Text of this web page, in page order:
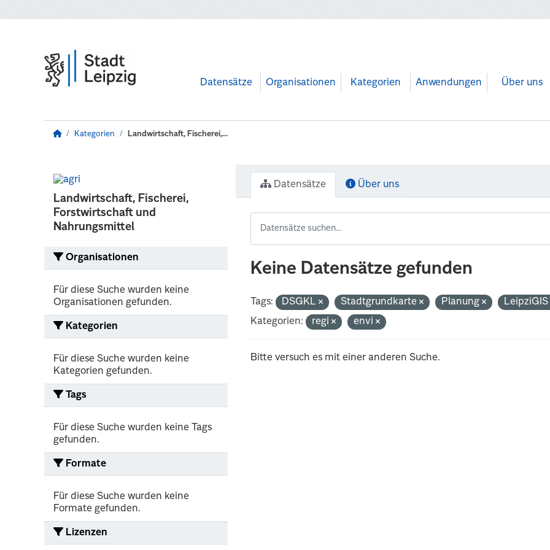
Datensätze Organisationen Kategorien Anwendungen Über uns
Kategorien Landwirtschaft, Fischerei,...
Landwirtschaft, Fischerei,
Forstwirtschaft und
Nahrungsmittel
Organisationen
Für diese Suche wurden keine
Organisationen gefunden.
Kategorien
Für diese Suche wurden keine
Kategorien gefunden.
Tags
Für diese Suche wurden keine Tags
gefunden.
Formate
Für diese Suche wurden keine
Formate gefunden.
Lizenzen
Datensätze Über uns
Keine Datensätze gefunden
Tags: DSGKL Stadtgrundkarte Planung
Kategorien:
regi envi
Bitte versuch es mit einer anderen Suche.